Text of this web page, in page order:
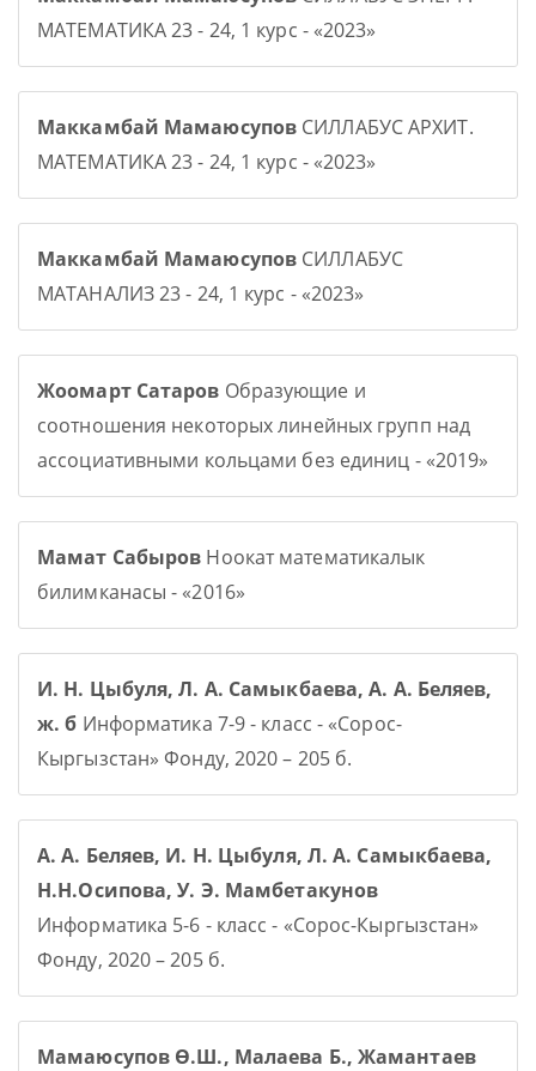
МАТЕМАТИКА 23 - 24, 1 курс - «2023»
Маккамбай Мамаюсупов СИЛЛАБУС АРХИТ.
МАТЕМАТИКА 23 - 24, 1 курс - «2023»
Маккамбай Мамаюсупов СИЛЛАБУС
МАТАНАЛИЗ 23 - 24, 1 курс - «2023»
Жоомарт Сатаров Образующие и
соотношения некоторых линейных групп над
ассоциативными кольцами без единиц - «2019»
Мамат Сабыров Ноокат математикалык
билимканасы - «2016»
И. Н. Цыбуля, Л. А. Самыкбаева, А. А. Беляев,
ж. б Информатика 7-9 - класс - «Сорос-
Кыргызстан» Фонду, 2020 – 205 б.
А. А. Беляев, И. Н. Цыбуля, Л. А. Самыкбаева,
Н.Н.Осипова, У. Э. Мамбетакунов
Информатика 5-6 - класс - «Сорос-Кыргызстан»
Фонду, 2020 – 205 б.
Мамаюсупов Ө.Ш., Малаева Б., Жамантаев